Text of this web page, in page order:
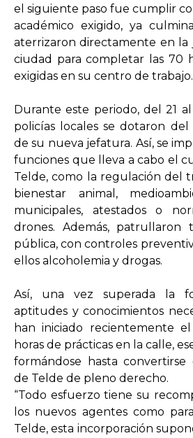
el siguiente paso fue cumplir
académico exigido, ya
aterrizaron directamente en la
ciudad para completar las 70
exigidas en su centro de trabajo.
Durante este periodo, del 21
policías locales se dotaron del
de su nueva jefatura. Así, se
funciones que lleva a cabo el
Telde, como la regulación del
bienestar animal,
municipales, atestados o
drones. Además,
pública, con controles
ellos alcoholemia y drogas.
Así, una vez superada la
aptitudes y conocimientos
han iniciado recientemente
horas de prácticas en la calle,
formándose hasta convertirse
de Telde de pleno derecho.
“Todo esfuerzo tiene su
los nuevos agentes como
Telde, esta incorporación